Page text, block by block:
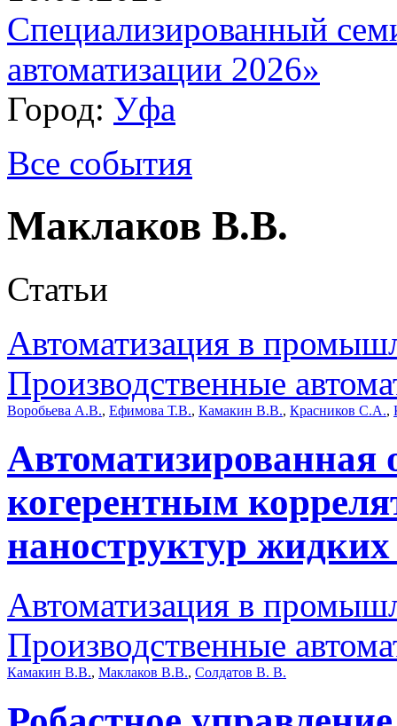
Специализированный
автоматизации 2026»
Город: Уфа
Все события
Маклаков В.В.
Статьи
Автоматизация в
Производственные
Воробьева А.В., Ефимова Т.В., Камакин В.В., Красников С.А.,
Автоматизированная
когерентным
наноструктур жидких
Автоматизация в
Производственные
Камакин В.В., Маклаков В.В., Солдатов В. В.